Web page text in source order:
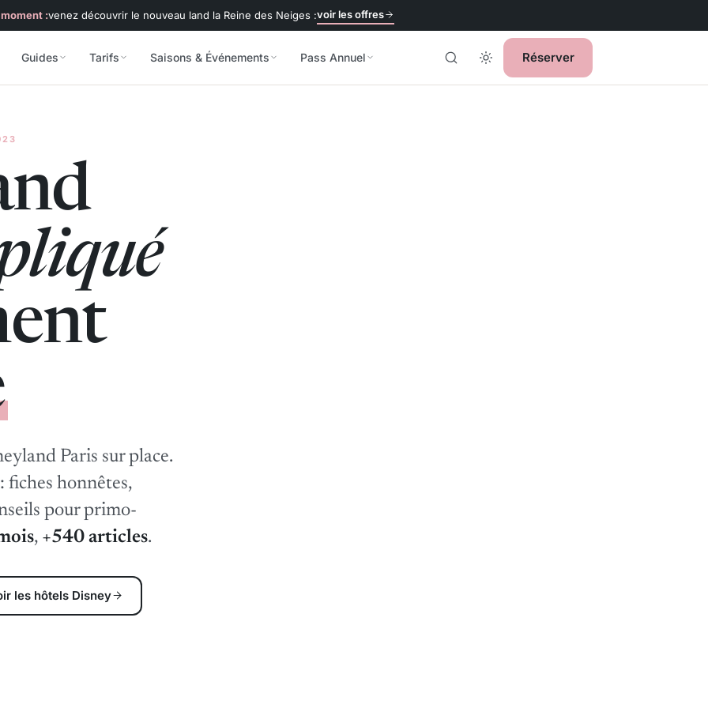
:venez découvrir le nouveau land la Reine des Neiges :voir les offres
Guides Tarifs Saisons & Événements Pass Annuel Réserver
Paris sur place.
fiches honnêtes,
pour primo-
, +540 articles.
les hôtels Disney